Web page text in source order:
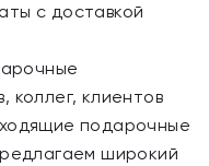
с доставкой
коллег, клиентов
подарочные
широкий